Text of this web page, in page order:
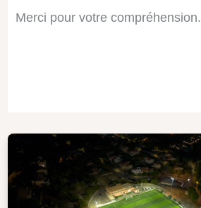
Merci pour votre compréhension.